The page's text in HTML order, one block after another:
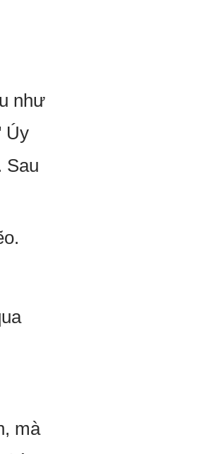
như
Úy
Sau
mà